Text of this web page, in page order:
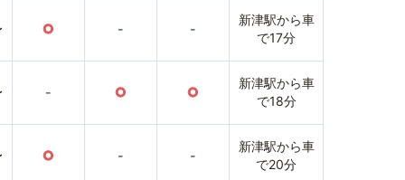
○ - -
新津駅から車
で17分
- ○ ○
新津駅から車
で18分
○ - -
新津駅から車
で20分